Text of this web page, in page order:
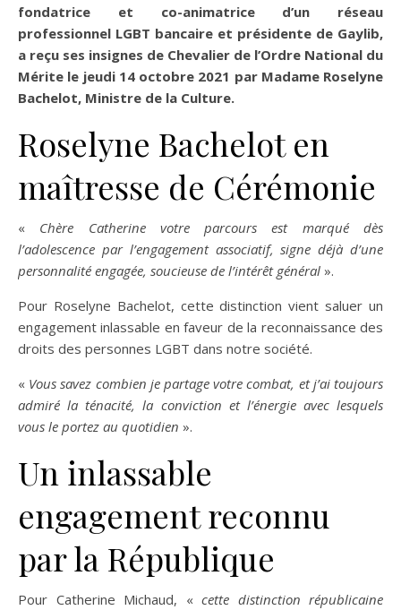
fondatrice et co-animatrice d’un réseau
professionnel LGBT bancaire et présidente de Gaylib,
a reçu ses insignes de Chevalier de l’Ordre National du
Mérite le jeudi 14 octobre 2021 par Madame Roselyne
Bachelot, Ministre de la Culture.
Roselyne Bachelot en
maîtresse de Cérémonie
« Chère Catherine votre parcours est marqué dès
l’adolescence par l’engagement associatif, signe déjà d’une
personnalité engagée, soucieuse de l’intérêt général ».
Pour Roselyne Bachelot, cette distinction vient saluer un
engagement inlassable en faveur de la reconnaissance des
droits des personnes LGBT dans notre société.
« Vous savez combien je partage votre combat, et j’ai toujours
admiré la ténacité, la conviction et l’énergie avec lesquels
vous le portez au quotidien ».
Un inlassable
engagement reconnu
par la République
Pour Catherine Michaud, « cette distinction républicaine